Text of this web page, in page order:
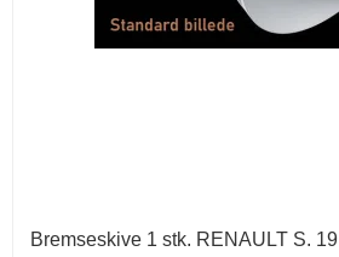
Bremseskive 1 stk. RENAULT S. 19